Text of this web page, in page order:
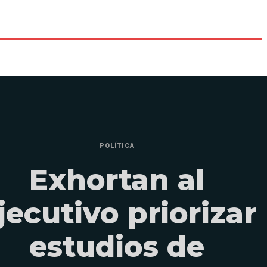
POLÍTICA
Exhortan al
priorizar
estudios de